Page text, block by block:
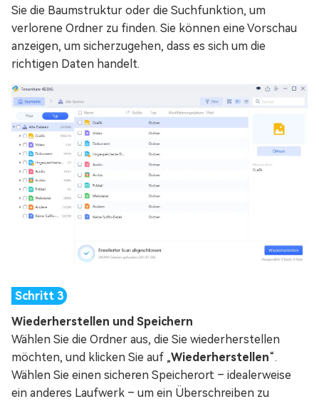
Sie die Baumstruktur oder die Suchfunktion, um
verlorene Ordner zu finden. Sie können eine Vorschau
anzeigen, um sicherzugehen, dass es sich um die
richtigen Daten handelt.
Wiederherstellen und Speichern
Wählen Sie die Ordner aus, die Sie wiederherstellen
möchten, und klicken Sie auf „Wiederherstellen“.
Wählen Sie einen sicheren Speicherort – idealerweise
ein anderes Laufwerk – um ein Überschreiben zu